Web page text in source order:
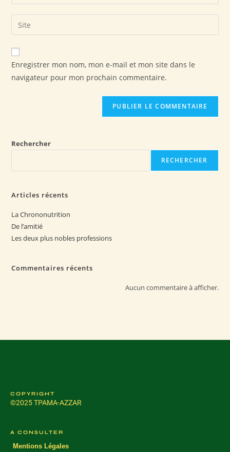
Enregistrer mon nom, mon e-mail et mon site dans le
navigateur pour mon prochain commentaire.
Rechercher
RECHERCHER
Articles récents
La Chrononutrition
De l’amitié
Les deux plus nobles professions
Commentaires récents
Aucun commentaire à afficher.
COPYRIGHT
©2025 TPAMA-AZZAR
A CONSULTER
Mentions Légales